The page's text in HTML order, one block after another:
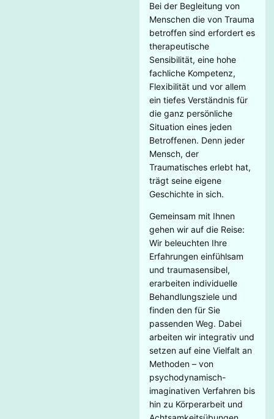
Bei der Begleitung von
Menschen die von Trauma
betroffen sind erfordert es
therapeutische
Sensibilität, eine hohe
fachliche Kompetenz,
Flexibilität und vor allem
ein tiefes Verständnis für
die ganz persönliche
Situation eines jeden
Betroffenen. Denn jeder
Mensch, der
Traumatisches erlebt hat,
trägt seine eigene
Geschichte in sich.
Gemeinsam mit Ihnen
gehen wir auf die Reise:
Wir beleuchten Ihre
Erfahrungen einfühlsam
und traumasensibel,
erarbeiten individuelle
Behandlungsziele und
finden den für Sie
passenden Weg. Dabei
arbeiten wir integrativ und
setzen auf eine Vielfalt an
Methoden – von
psychodynamisch-
imaginativen Verfahren bis
hin zu Körperarbeit und